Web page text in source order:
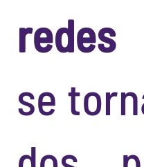
redes
se